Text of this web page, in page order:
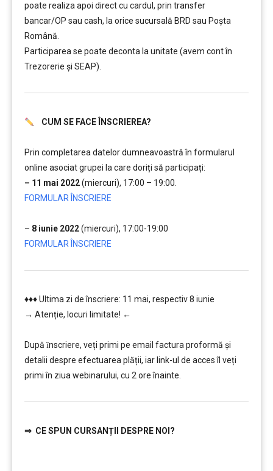
poate realiza apoi direct cu cardul, prin transfer
bancar/OP sau cash, la orice sucursală BRD sau Poșta
Română.
Participarea se poate deconta la unitate (avem cont în
Trezorerie și SEAP).
CUM SE FACE ÎNSCRIEREA?
Prin completarea datelor dumneavoastră în formularul
online asociat grupei la care doriți să participați:
– 11 mai 2022(miercuri), 17:00 – 19:00.
FORMULAR ÎNSCRIERE
– 8 iunie 2022(miercuri), 17:00-19:00
FORMULAR ÎNSCRIERE
♦♦♦ Ultima zi de înscriere: 11 mai, respectiv 8 iunie
→ Atenție, locuri limitate! ←
După ȋnscriere, veți primi pe email factura proformă și
detalii despre efectuarea plății, iar link-ul de acces îl veți
primi în ziua webinarului, cu 2 ore înainte.
⇒ CE SPUN CURSANȚII DESPRE NOI?